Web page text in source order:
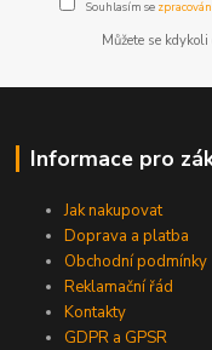
Souhlasím se
Můžete se
Informace pro
Jak nakupovat
Doprava a platba
Obchodní podmínky
Reklamační řád
Kontakty
GDPR a GPSR